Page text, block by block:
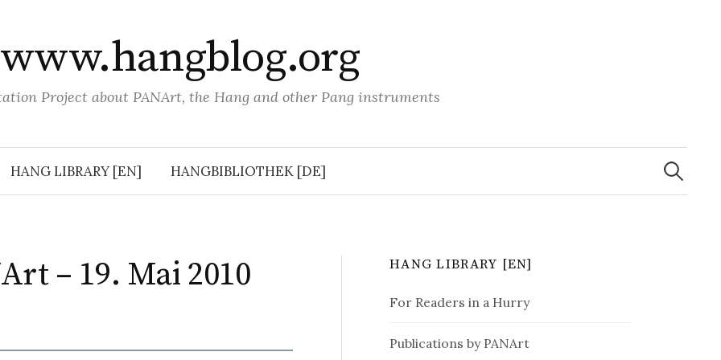
www.hangblog.org
Project about PANArt, the Hang and other Pang instruments
HANG LIBRARY [EN] HANGBIBLIOTHEK [DE] e
a
r
– 19. Mai 2010 HANG LIBRARY [EN]
For Readers in a Hurry
Publications by PANArt